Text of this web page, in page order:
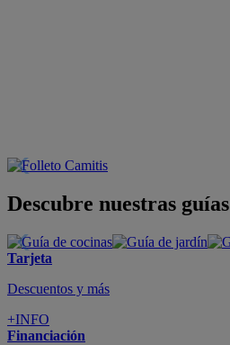
Descubre nuestras guías
Tarjeta
Descuentos y más
+INFO
Financiación